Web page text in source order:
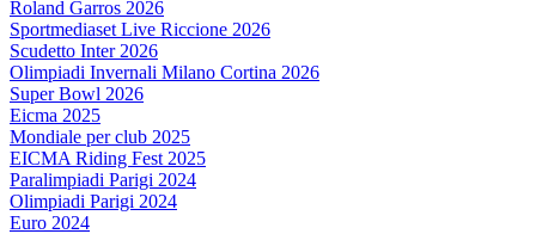
Roland Garros 2026
Sportmediaset Live Riccione 2026
Scudetto Inter 2026
Olimpiadi Invernali Milano Cortina 2026
Super Bowl 2026
Eicma 2025
Mondiale per club 2025
EICMA Riding Fest 2025
Paralimpiadi Parigi 2024
Olimpiadi Parigi 2024
Euro 2024